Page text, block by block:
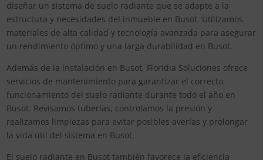
diseñar un sistema de suelo radiante que se adapte a la
estructura y necesidades del inmueble en Busot. Utilizamos
materiales de alta calidad y tecnología avanzada para asegurar
un rendimiento óptimo y una larga durabilidad en Busot.
Además de la instalación en Busot, Floridia Soluciones ofrece
servicios de mantenimiento para garantizar el correcto
funcionamiento del suelo radiante durante todo el año en
Busot. Revisamos tuberías, controlamos la presión y
realizamos limpiezas para evitar posibles averías y prolongar
la vida útil del sistema en Busot.
El suelo radiante en Busot también favorece la eficiencia